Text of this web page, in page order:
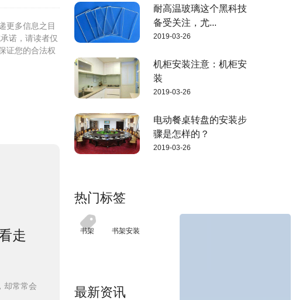
更多信息之目
诺，请读者仅
证您的合法权
走
却常常会
耐高温玻璃这个黑科技
备受关注，尤...
2019-03-26
机柜安装注意：机柜安
装
2019-03-26
电动餐桌转盘的安装步
骤是怎样的？
2019-03-26
热门标签
书架 书架安装
最新资讯